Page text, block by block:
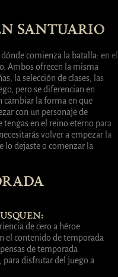
SANTUARIO
comienza la batalla: en el
Ambos ofrecen la misma
la selección de clases, las
pero se diferencian en
cambiar la forma en que
con un personaje de
en el reino eterno para
volver a empezar la
lo dejaste o comenzar la
de cero a héroe
el contenido de temporada
de temporada
para disfrutar del juego a